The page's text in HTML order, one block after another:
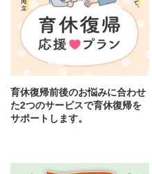
育休復帰前後のお悩みに合わせ
た2つのサービスで育休復帰を
サポートします。